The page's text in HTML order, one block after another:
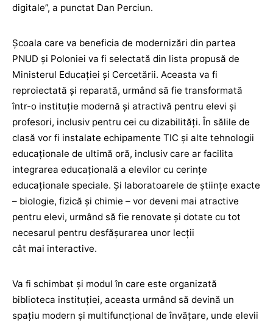
digitale”, a punctat Dan Perciun.
Școala care va beneficia de modernizări din partea
PNUD și Poloniei va fi selectată din lista propusă de
Ministerul Educației și Cercetării. Aceasta va fi
reproiectată și reparată, urmând să fie transformată
într-o instituție modernă și atractivă pentru elevi și
profesori, inclusiv pentru cei cu dizabilități. În sălile de
clasă vor fi instalate echipamente TIC și alte tehnologii
educaționale de ultimă oră, inclusiv care ar facilita
integrarea educațională a elevilor cu cerințe
educaționale speciale. Și laboratoarele de științe exacte
– biologie, fizică și chimie – vor deveni mai atractive
pentru elevi, urmând să fie renovate și dotate cu tot
necesarul pentru desfășurarea unor lecții
cât mai interactive.
Va fi schimbat și modul în care este organizată
biblioteca instituției, aceasta urmând să devină un
spațiu modern și multifuncțional de învățare, unde elevii